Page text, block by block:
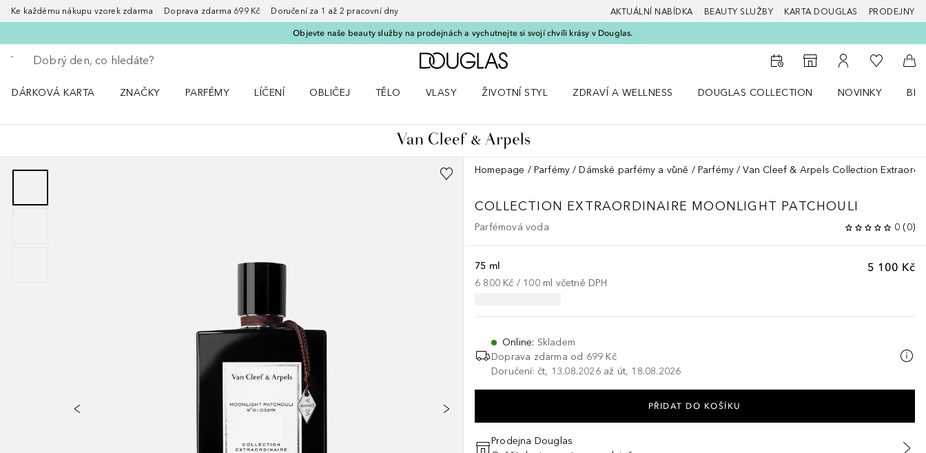
Ke každému nákupu vzorek zdarma Doprava zdarma 699 Kč Doručení za 1 až 2 pracovní dny AKTUÁLNÍ NABÍDKA BEAUTY SLUŽBY KARTA DOUGLAS PRODEJNY
Objevte naše beauty služby na prodejnách a vychutnejte si svojí chvíli krásy v Douglas.
Vraťte se
Proveďte vyhledávání
Domů
K vyhledávači prodejen
K mému účtu
K mému
Do
DÁRKOVÁ KARTA
ZNAČKY
PARFÉMY
LÍČENÍ
OBLIČEJ
TĚLO
VLASY
ŽIVOTNÍ STYL
ZDRAVÍ A WELLNESS
DOUGLAS COLLECTION
NOVINKY
Homepage Parfémy Dámské parfémy a vůně Parfémy Van Cleef & Arpels Collection
COLLECTION EXTRAORDINAIRE MOONLIGHT PATCHOULI
Parfémová voda 0 (0)
5 100 Kč
75 ml
6 800 Kč / 100 ml včetně DPH
Online: Skladem
Doprava zdarma od 699 Kč
Doručení: čt, 13.08.2026 až út, 18.08.2026
PŘIDAT DO KOŠÍKU
Prodejna Douglas